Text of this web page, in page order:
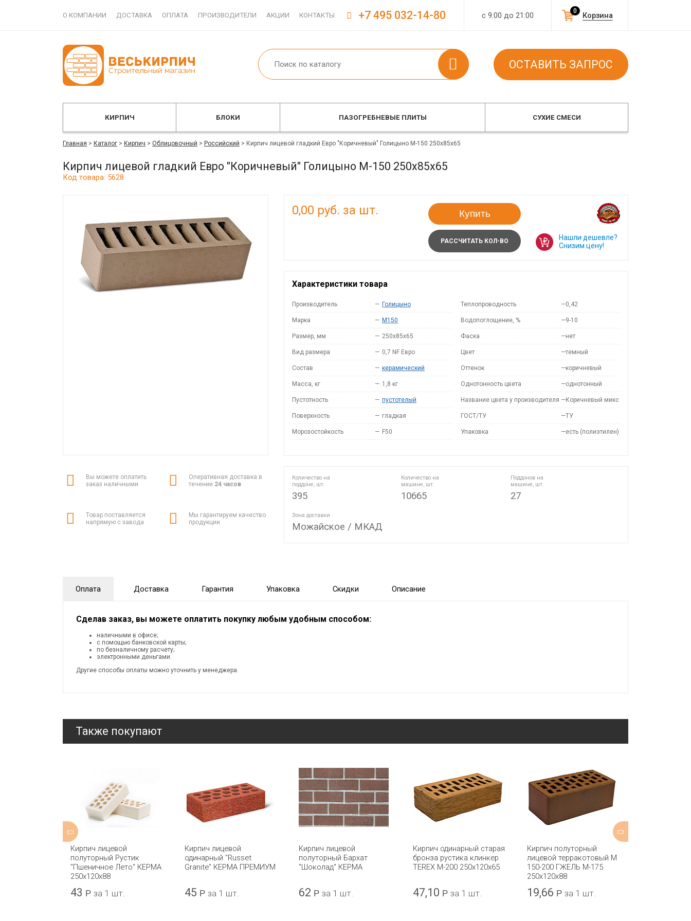
О КОМПАНИИ ДОСТАВКА ОПЛАТА ПРОИЗВОДИТЕЛИ АКЦИИ КОНТАКТЫ с 9:00 до 21:00 Корзина
0
+7 495 032-14-80
ОСТАВИТЬ ЗАПРОС
КИРПИЧ БЛОКИ ПАЗОГРЕБНЕВЫЕ ПЛИТЫ СУХИЕ СМЕСИ
Главная > Каталог > Кирпич > Облицовочный > Российский > Кирпич лицевой гладкий Евро "Коричневый" Голицыно М-150 250х85х65
Кирпич лицевой гладкий Евро "Коричневый" Голицыно М-150 250х85х65
Код товара: 5628
Вы можете оплатить
заказ наличными
Оперативная доставка в
течении 24 часов
Товар поставляется
напрямую с завода
Мы гарантируем качество
продукции
0,00 руб. за шт. Купить
РАССЧИТАТЬ КОЛ-ВО
Нашли дешевле?
Снизим цену!
Характеристики товара
Производитель — Голицыно
Марка — M150
Размер, мм — 250х85х65
Вид размера — 0,7 NF Евро
Состав — керамический
Масса, кг — 1,8 кг
Пустотность — пустотелый
Поверхность — гладкая
Морозостойкость — F50
Теплопроводность —0,42
Водопоглощение, % —9-10
Фаска —нет
Цвет —темный
Оттенок —коричневый
Однотонность цвета —однотонный
Название цвета у производителя —Коричневый микс
ГОСТ/ТУ —ТУ
Упаковка —есть (полиэтилен)
Количество на
поддоне, шт.
395
Количество на
машине, шт.
10665
Поддонов на
машине, шт.
27
Зона доставки
Можайское / МКАД
Оплата Доставка Гарантия Упаковка Скидки Описание
Сделав заказ, вы можете оплатить покупку любым удобным способом:
наличными в офисе;
с помощью банковской карты;
по безналичному расчету;
электронными деньгами.
Другие способы оплаты можно уточнить у менеджера.
Также покупают
Кирпич лицевой
полуторный Рустик
"Пшеничное Лето" КЕРМА
250x120x88
43 Р за 1 шт.
Кирпич лицевой
одинарный "Russet
Granite" КЕРМА ПРЕМИУМ
45 Р за 1 шт.
Кирпич лицевой
полуторный Бархат
"Шоколад" КЕРМА
62 Р за 1 шт.
Кирпич одинарный старая
бронза рустика клинкер
TEREX М-200 250x120x65
47,10 Р за 1 шт.
Кирпич полуторный
лицевой терракотовый М
150-200 ГЖЕЛЬ М-175
250x120x88
19,66 Р за 1 шт.